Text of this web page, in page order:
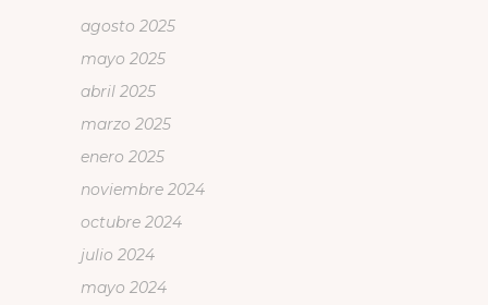
agosto 2025
mayo 2025
abril 2025
marzo 2025
enero 2025
noviembre 2024
octubre 2024
julio 2024
mayo 2024